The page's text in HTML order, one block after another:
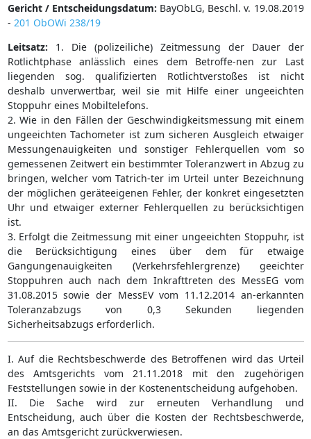
Gericht / Entscheidungsdatum: BayObLG, Beschl. v. 19.08.2019
- 201 ObOWi 238/19
Leitsatz: 1. Die (polizeiliche) Zeitmessung der Dauer der
Rotlichtphase anlässlich eines dem Betroffe-nen zur Last
liegenden sog. qualifizierten Rotlichtverstoßes ist nicht
deshalb unverwertbar, weil sie mit Hilfe einer ungeeichten
Stoppuhr eines Mobiltelefons.
2. Wie in den Fällen der Geschwindigkeitsmessung mit einem
ungeeichten Tachometer ist zum sicheren Ausgleich etwaiger
Messungenauigkeiten und sonstiger Fehlerquellen vom so
gemessenen Zeitwert ein bestimmter Toleranzwert in Abzug zu
bringen, welcher vom Tatrich-ter im Urteil unter Bezeichnung
der möglichen geräteeigenen Fehler, der konkret eingesetzten
Uhr und etwaiger externer Fehlerquellen zu berücksichtigen
ist.
3. Erfolgt die Zeitmessung mit einer ungeeichten Stoppuhr, ist
die Berücksichtigung eines über dem für etwaige
Gangungenauigkeiten (Verkehrsfehlergrenze) geeichter
Stoppuhren auch nach dem Inkrafttreten des MessEG vom
31.08.2015 sowie der MessEV vom 11.12.2014 an-erkannten
Toleranzabzugs von 0,3 Sekunden liegenden
Sicherheitsabzugs erforderlich.
I. Auf die Rechtsbeschwerde des Betroffenen wird das Urteil
des Amtsgerichts vom 21.11.2018 mit den zugehörigen
Feststellungen sowie in der Kostenentscheidung aufgehoben.
II. Die Sache wird zur erneuten Verhandlung und
Entscheidung, auch über die Kosten der Rechtsbeschwerde,
an das Amtsgericht zurückverwiesen.